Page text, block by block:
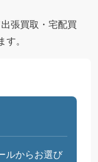
張買取・宅配買
。
ルからお選び